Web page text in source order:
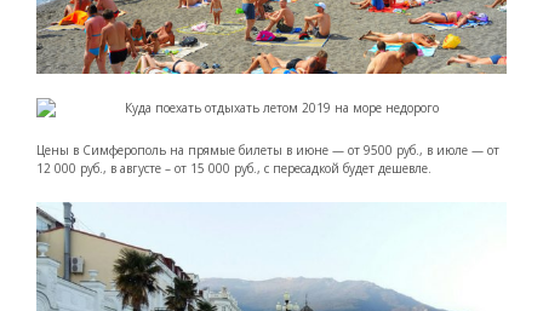
Цены в Симферополь на прямые билеты в июне — от 9500 руб., в июле — от
12 000 руб., в августе – от 15 000 руб., с пересадкой будет дешевле.